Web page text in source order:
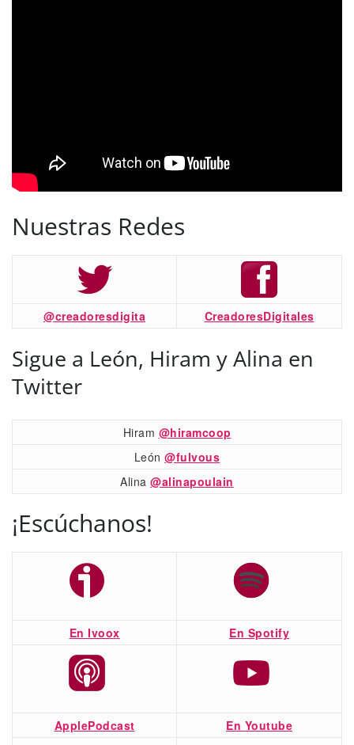
Nuestras Redes
@creadoresdigita CreadoresDigitales
Sigue a León, Hiram y Alina en
Twitter
Hiram @hiramcoop
León@fulvous
Alina@alinapoulain
¡Escúchanos!
En Ivoox En Spotify
ApplePodcast En Youtube